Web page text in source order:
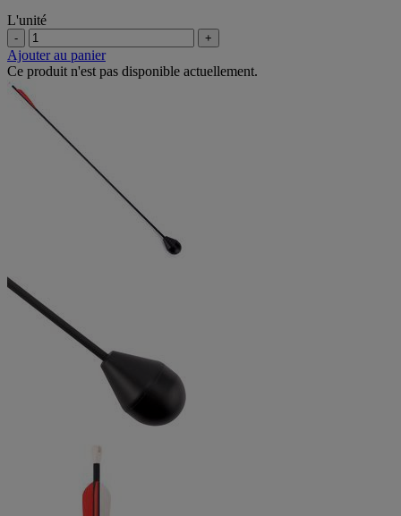
L'unité
- +
Ajouter au panier
Ce produit n'est pas disponible actuellement.